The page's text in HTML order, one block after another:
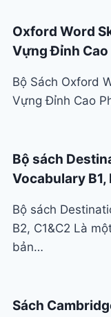
Oxford Word
Vựng Đỉnh Cao
Bộ Sách Oxford
Vựng Đỉnh Cao
Bộ sách
Vocabulary B1,
Bộ sách
B2, C1&C2 Là
bản…
Sách